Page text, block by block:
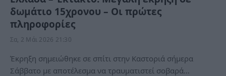
δωμάτιο 15χρονου – Οι πρώτες
πληροφορίες
Σα, 2 Μάι 2026 21:30
Έκρηξη σημειώθηκε σε σπίτι στην Καστοριά σήμερα
Σάββατο με αποτέλεσμα να τραυματιστεί σοβαρά…